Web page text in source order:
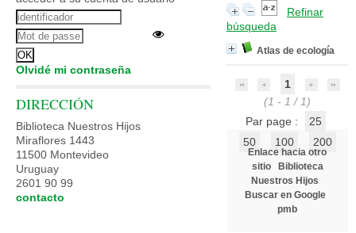
Refinar
búsqueda
Atlas de ecología
1
(1 - 1 / 1)
Par page :
25
50
100 200
Enlace hacia otro
sitio
Biblioteca
Nuestros Hijos
Buscar en Google
pmb
Olvidé mi contraseña
DIRECCIÓN
Biblioteca Nuestros Hijos
Miraflores 1443
11500 Montevideo
Uruguay
2601 90 99
contacto